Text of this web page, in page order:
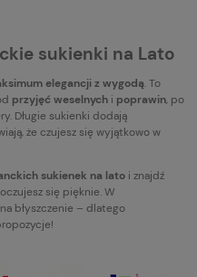
sukienki na Lato
elegancji z wygodą. To
przyjęć weselnych i poprawin, po
Długie sukienki dodają
że czujesz się wyjątkowo w
sukienek na lato i znajdź
się pięknie. W
błyszczenie – dlatego